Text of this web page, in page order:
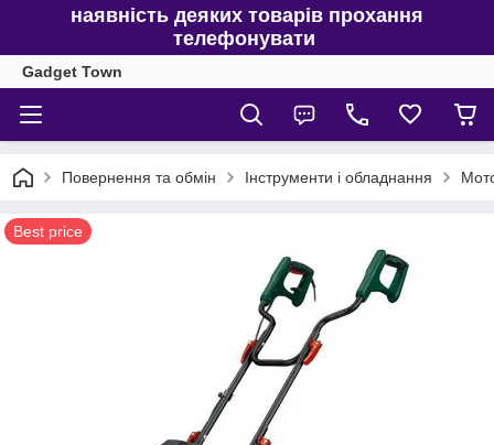
наявність деяких товарів прохання
телефонувати
Gadget Town
Повернення та обмін Інструменти і обладнання
Best price